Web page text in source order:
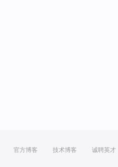
官方博客 技术博客 诚聘英才